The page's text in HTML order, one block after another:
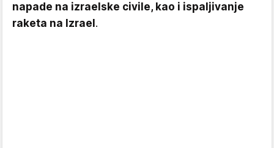
napade na izraelske civile, kao i ispaljivanje
raketa na Izrael .